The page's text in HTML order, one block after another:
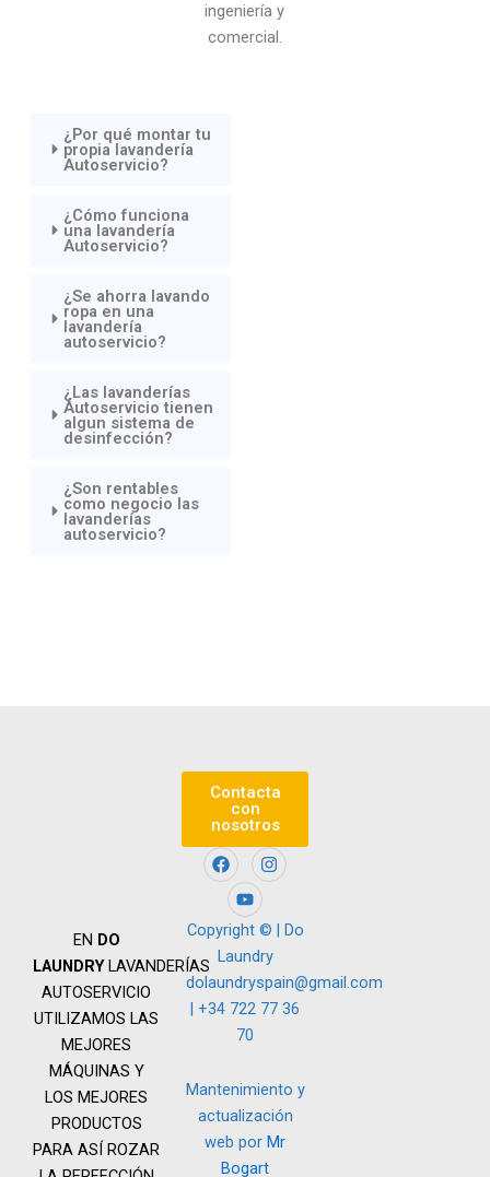
ingeniería y
comercial.
¿Por qué montar tu
propia lavandería
Autoservicio?
¿Cómo funciona
una lavandería
Autoservicio?
¿Se ahorra lavando
ropa en una
lavandería
autoservicio?
¿Las lavanderías
Autoservicio tienen
algun sistema de
desinfección?
¿Son rentables
como negocio las
lavanderías
autoservicio?
EN DO
LAUNDRYLAVANDERÍAS
AUTOSERVICIO
UTILIZAMOS LAS
MEJORES
MÁQUINAS Y
LOS MEJORES
PRODUCTOS
PARA ASÍ ROZAR
Contacta
con
nosotros
F
a
c
e
b
o
o
k
I
n
a
g
r
a
m
Y
o
u
t
u
b
e
Copyright © | Do
Laundry
dolaundryspain@gmail.com
| +34 722 77 36
70
Mantenimiento y
actualización
web por Mr
Bogart